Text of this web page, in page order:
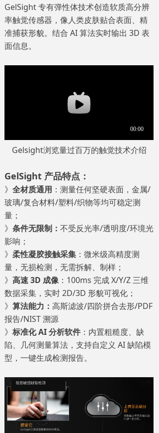
GelSight 专有弹性体技术创造软质高分辨
率触觉传感器，像人类皮肤贴合表面、精
准捕获形貌。结合 AI 算法实时输出 3D 表
面信息。
Gelsight浏览量过百万的触觉技术介绍
GelSight 产品特点：
》 全材质通用 ：测量任何坚硬表面，金属/
玻璃/复合材料/塑料/织物等均可稳定测
量；
》 条件无限制： 不受反光率/透明度/环境光
影响；
》 柔性凝胶接触采集 ：微米级高精度测
量，无损检测，无需拆解、制样；
》 高速 3D 成像：100ms 完成 X/Y/Z 三维
数据采集，实时 2D/3D 形貌可视化；
》 算法能力： 高斯滤波/四阶拼合去形/PDF
报告/NIST 溯源
》 标准化 AI 分析软件 ：内置粗糙度、缺
陷、几何测量算法，支持自定义 AI 缺陷模
型，一键生成检测报告。